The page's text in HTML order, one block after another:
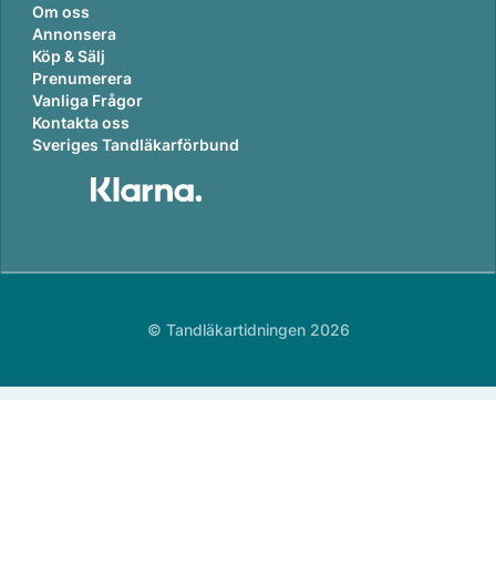
Om oss
Annonsera
Köp & Sälj
Prenumerera
Vanliga Frågor
Kontakta oss
Sveriges Tandläkarförbund
© Tandläkartidningen 2026